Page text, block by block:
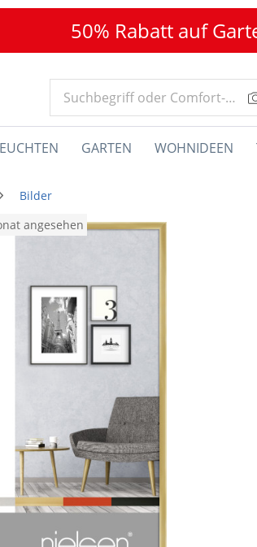
50% Rabatt auf
GARTEN WOHNIDEEN
Bilder
angesehen